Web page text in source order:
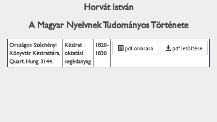
Horvát István
A Magyar Nyelvnek Tudományos Története
Országos Széchényi
Könyvtár Kézirattára,
Quart. Hung. 3144.
Kézirat
oktatási
segédanyag
1820-
1830
pdf olvasása pdf letöltése